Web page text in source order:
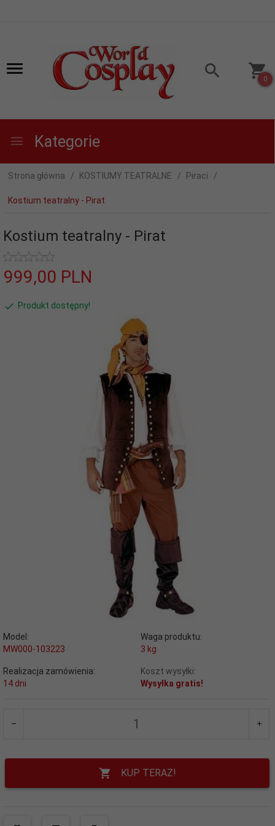
0
Kategorie
Strona główna KOSTIUMY TEATRALNE Piraci
Kostium teatralny - Pirat
Kostium teatralny - Pirat
999,00 PLN
Produkt dostępny!
Model:
MW000-103223
Waga produktu:
3 kg
Realizacja zamówienia:
14 dni
Koszt wysyłki:
Wysyłka gratis!
KUP TERAZ!